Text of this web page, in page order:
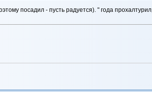
посадил - пусть радуется). " года